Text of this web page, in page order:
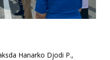
Hanarko Djodi P.,